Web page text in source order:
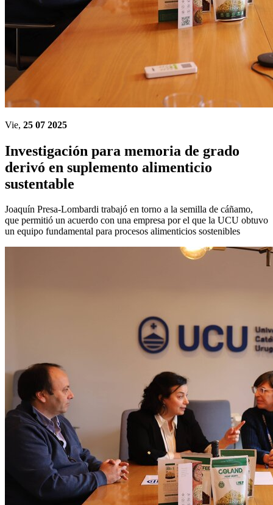
Vie, 25 07 2025
Investigación para memoria de grado
derivó en suplemento alimenticio
sustentable
Joaquín Presa-Lombardi trabajó en torno a la semilla de cáñamo,
que permitió un acuerdo con una empresa por el que la UCU obtuvo
un equipo fundamental para procesos alimenticios sostenibles